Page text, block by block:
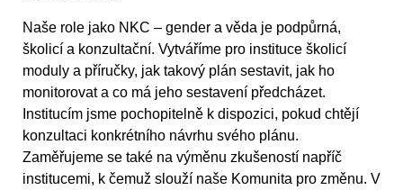
Naše role jako NKC – gender a věda je podpůrná,
školicí a konzultační. Vytváříme pro instituce školicí
moduly a příručky, jak takový plán sestavit, jak ho
monitorovat a co má jeho sestavení předcházet.
Institucím jsme pochopitelně k dispozici, pokud chtějí
konzultaci konkrétního návrhu svého plánu.
Zaměřujeme se také na výměnu zkušeností napříč
institucemi, k čemuž slouží naše Komunita pro změnu. V